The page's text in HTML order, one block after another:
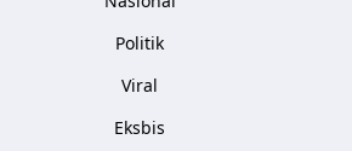
Politik
Viral
Eksbis